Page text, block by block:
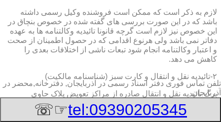
لازم به ذکر است که ممکن است فروشنده وکیل رسمی داشته
باشد که در این صورت بررسی های گفته شده در خصوص بنچاق در
این خصوص نیز لازم است گرچه قانونا تائیدیه وکالتنامه ها به عهده
دفاتر نمی باشد ولی هرنوع اقدامی که در حصول اطمینان از صحت
و اعتبار وکالتنامه انجام شود تبعات ناشی از اختلافات بعدی را
کاهش می دهد.
۲-تائیدیه نقل و انتقال و کارت سبز (شناسنامه مالکیت)
برگ تائیدیه نقل و انتقال صادره از مراکز تعویض پلاک حاوی
مشخصات کامل خودرو اعم از نوع ، سیستم ، مدل ، رنگ ، شماره
تلفن تماس فوری دفتر اسناد رسمی در آذربایجان, دفترخانه,محضر در
آذربایجان
tel:09390205345
☞☏